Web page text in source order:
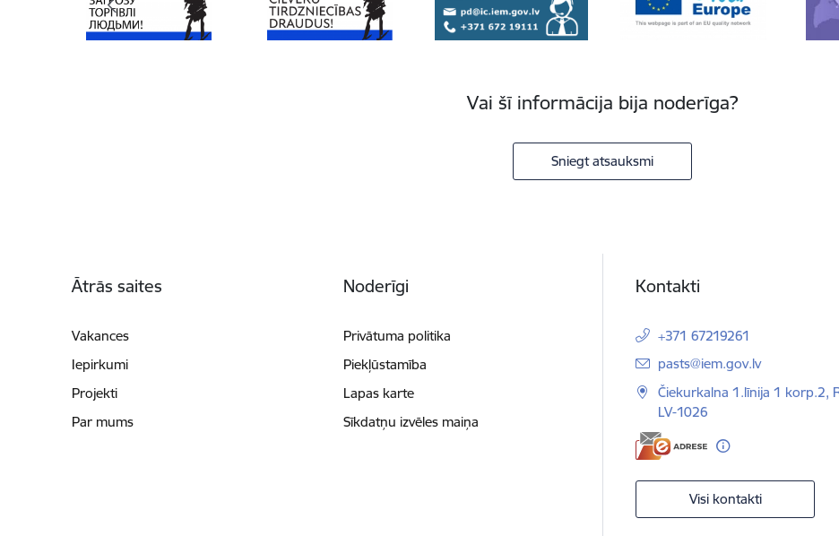
Vai šī informācija bija noderīga?
Sniegt atsauksmi
Ātrās saites
Vakances
Iepirkumi
Projekti
Par mums
Noderīgi
Privātuma politika
Piekļūstamība
Lapas karte
Sīkdatņu izvēles maiņa
Kontakti
+371 67219261
E-pasts:
pasts@iem.gov.lv
Čiekurkalna 1.līnija 1 korp.2,
LV-1026
Visi kontakti